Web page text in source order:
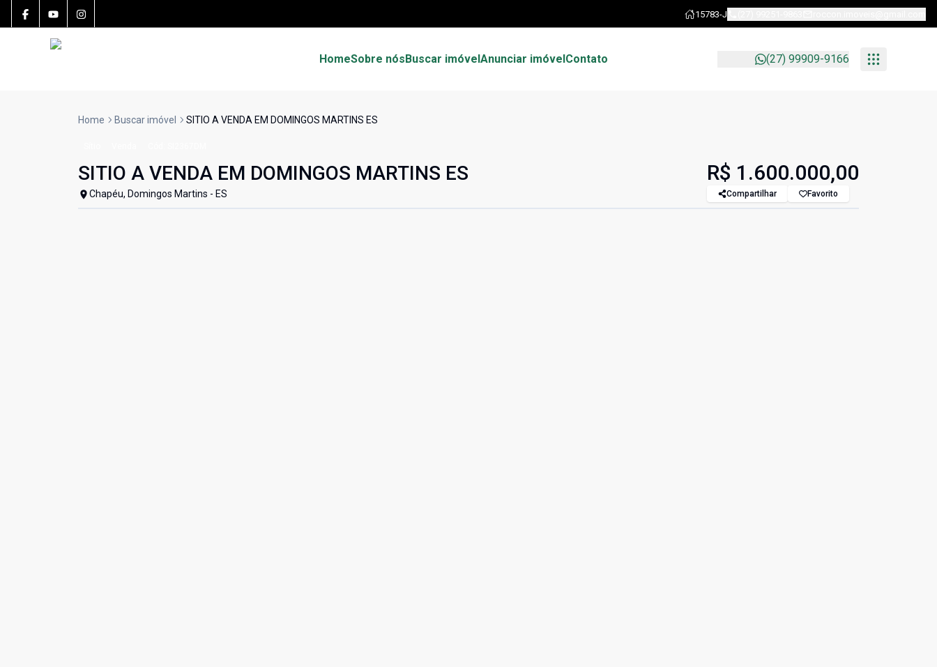
15783-J
HomeSobre nósBuscar imóvelAnunciar imóvelContato (27) 99909-9166
Home Buscar imóvel SITIO A VENDA EM DOMINGOS MARTINS ES
SITIO A VENDA EM DOMINGOS MARTINS ES
Chapéu, Domingos Martins - ES
R$ 1.600.000,00
Compartilhar Favorito